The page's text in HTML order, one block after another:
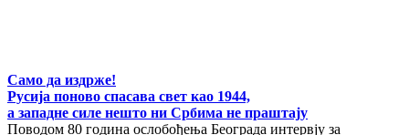
Само да издрже!
Русија поново спасава свет као 1944,
а западне силе нешто ни Србима не праштају
Поводом 80 година ослобођења Београда интервју за